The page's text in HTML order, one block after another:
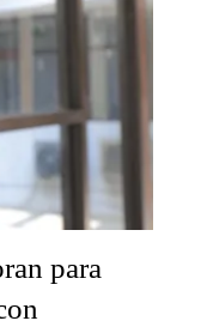
para